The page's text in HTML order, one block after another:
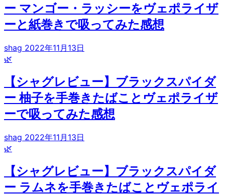
ー マンゴー・ラッシーをヴェポライザ
ーと紙巻きで吸ってみた感想
shag 2022年11月13日
🌿
【シャグレビュー】ブラックスパイダ
ー 柚子を手巻きたばことヴェポライザ
ーで吸ってみた感想
shag 2022年11月13日
🌿
【シャグレビュー】ブラックスパイダ
ー ラムネを手巻きたばことヴェポライ